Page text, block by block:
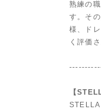
熟練の
す。そ
様、ド
く評価
【
STELLA